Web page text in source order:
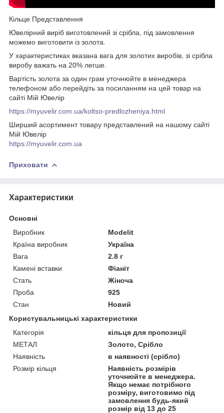
Кільце Представлення
Ювелірний виріб виготовлений зі срібла, під замовлення
можемо виготовити із золота.
У характеристиках вказана вага для золотих виробів, зі срібла
виробу важать на 20% легше.
Вартість золота за один грам уточнюйте в менеджера
телефоном або перейдіть за посиланням на цей товар на
сайті Мій Ювелір
https://myuvelir.com.ua/koltso-predlozheniya.html
Ширший асортимент товару представлений на нашому сайті
Мій Ювелір
https://myuvelir.com.ua
Приховати
Характеристики
Основні
Виробник
Modelit
Країна виробник
Україна
Вага
2.8 г
Камені вставки
Фіаніт
Стать
Жіноча
Проба
925
Стан
Новий
Користувальницькі характеристики
Категорія
кільця для пропозиції
МЕТАЛ
Золото, Срібло
Наявність
в наявності (срібло)
Розмір кільця
Наявність розмірів
уточнюйте в менеджера.
Якщо немає потрібного
розміру, виготовимо під
замовлення будь-який
розмір від 13 до 25